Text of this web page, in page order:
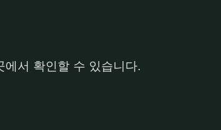
서 확인할 수 있습니다.